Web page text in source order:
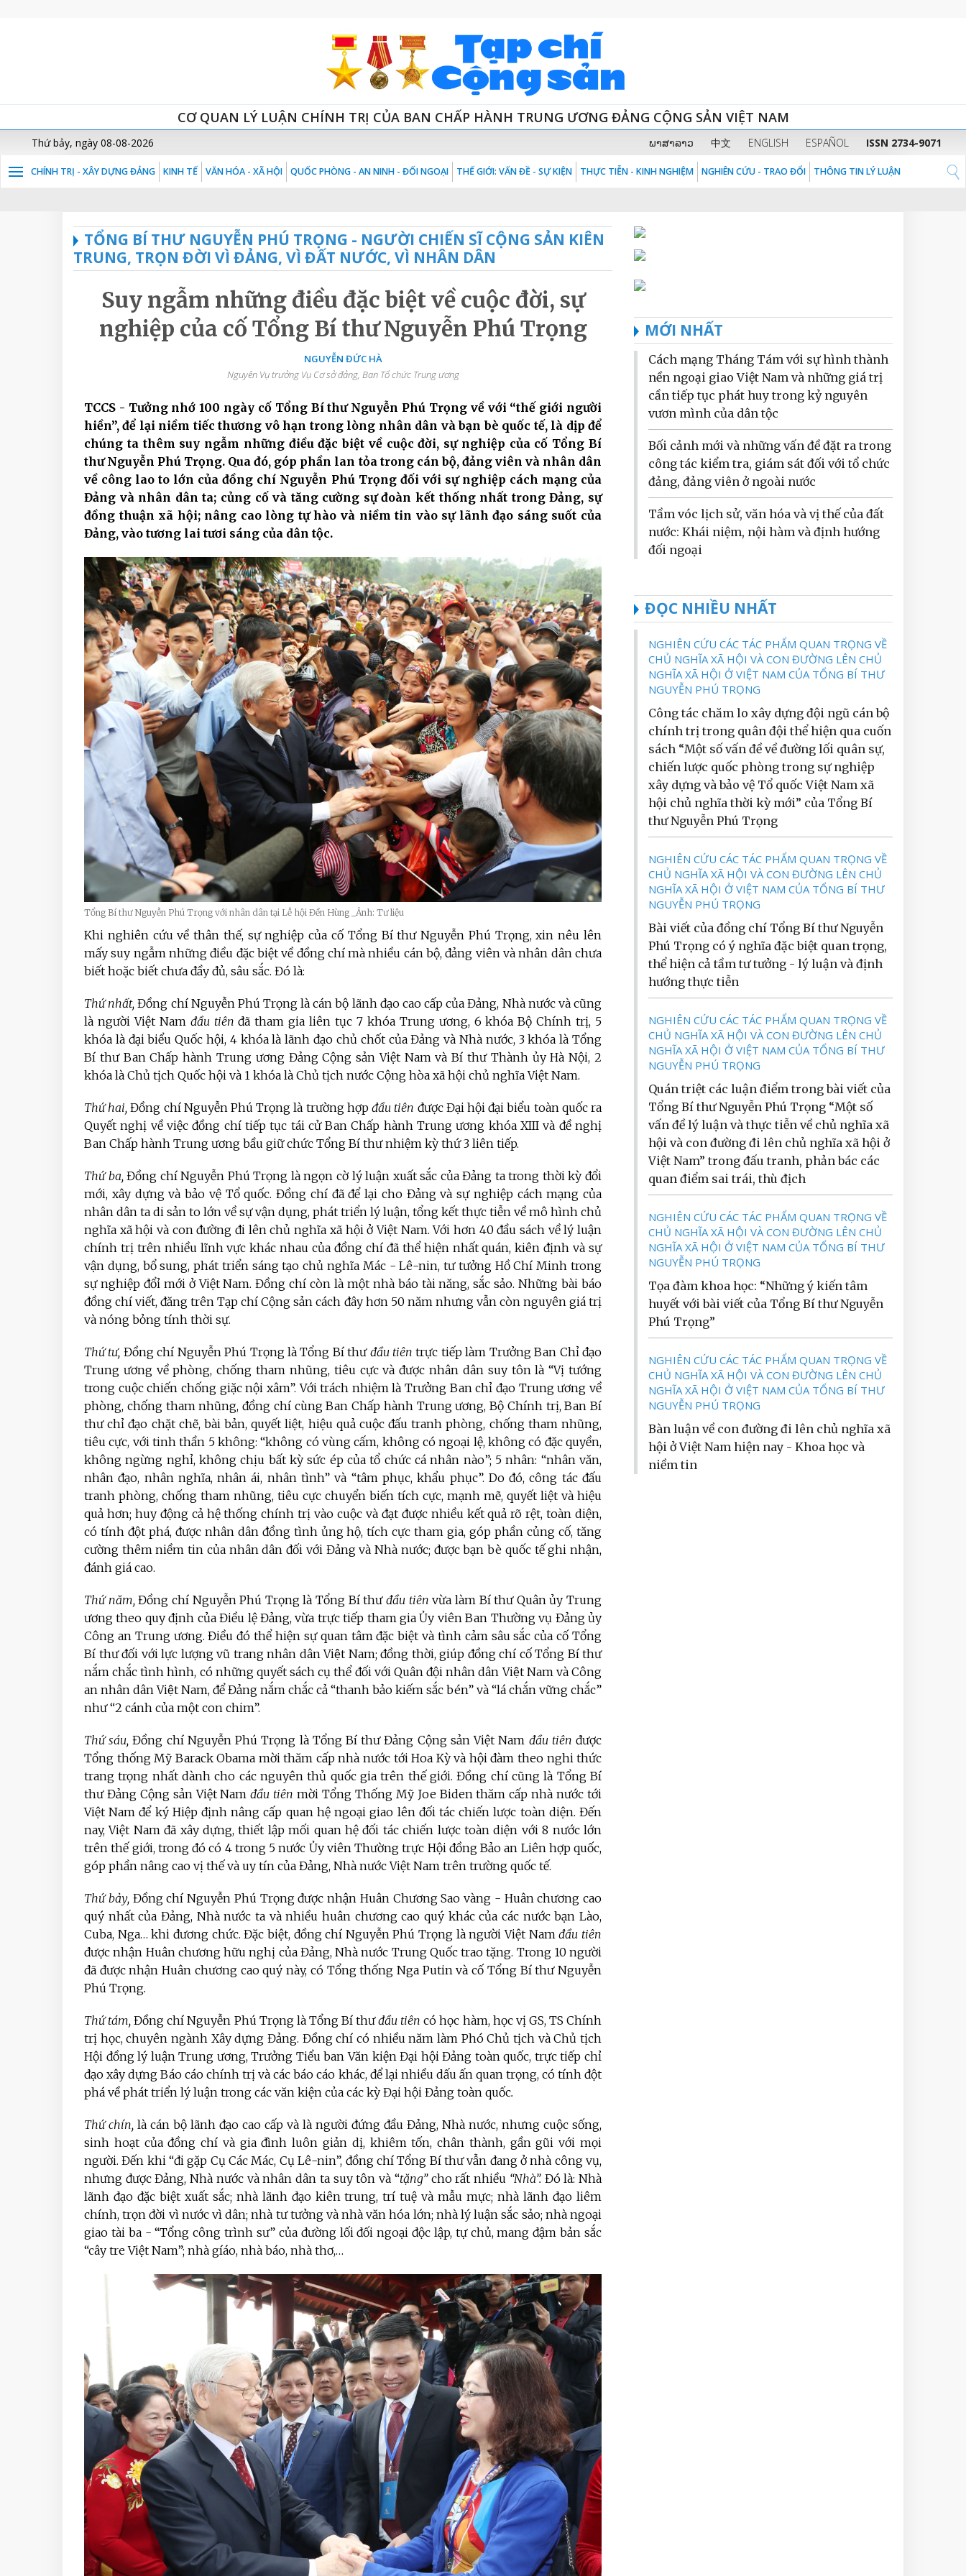
CƠ QUAN LÝ LUẬN CHÍNH TRỊ CỦA BAN CHẤP HÀNH TRUNG ƯƠNG ĐẢNG CỘNG SẢN VIỆT NAM
Thứ bảy, ngày 08-08-2026 ພາສາລາວ 中文 ENGLISH ESPAÑOL ISSN 2734-9071
CHÍNH TRỊ - XÂY DỰNG ĐẢNG KINH TẾ VĂN HÓA - XÃ HỘI QUỐC PHÒNG - AN NINH - ĐỐI NGOẠI THẾ GIỚI: VẤN ĐỀ - SỰ KIỆN THỰC TIỄN - KINH NGHIỆM NGHIÊN CỨU - TRAO ĐỔI THÔNG TIN LÝ LUẬN
TỔNG BÍ THƯ NGUYỄN PHÚ TRỌNG - NGƯỜI CHIẾN SĨ CỘNG SẢN KIÊN
TRUNG, TRỌN ĐỜI VÌ ĐẢNG, VÌ ĐẤT NƯỚC, VÌ NHÂN DÂN
Suy ngẫm những điều đặc biệt về cuộc đời, sự
nghiệp của cố Tổng Bí thư Nguyễn Phú Trọng
NGUYỄN ĐỨC HÀ
Nguyên Vụ trưởng Vụ Cơ sở đảng, Ban Tổ chức Trung ương
TCCS - Tưởng nhớ 100 ngày cố Tổng Bí thư Nguyễn Phú Trọng về với “thế giới người
hiền”, để lại niềm tiếc thương vô hạn trong lòng nhân dân và bạn bè quốc tế, là dịp để
chúng ta thêm suy ngẫm những điều đặc biệt về cuộc đời, sự nghiệp của cố Tổng Bí
thư Nguyễn Phú Trọng. Qua đó, góp phần lan tỏa trong cán bộ, đảng viên và nhân dân
về công lao to lớn của đồng chí Nguyễn Phú Trọng đối với sự nghiệp cách mạng của
Đảng và nhân dân ta; củng cố và tăng cường sự đoàn kết thống nhất trong Đảng, sự
đồng thuận xã hội; nâng cao lòng tự hào và niềm tin vào sự lãnh đạo sáng suốt của
Đảng, vào tương lai tươi sáng của dân tộc.
Tổng Bí thư Nguyễn Phú Trọng với nhân dân tại Lễ hội Đền Hùng _Ảnh: Tư liệu
Khi nghiên cứu về thân thế, sự nghiệp của cố Tổng Bí thư Nguyễn Phú Trọng, xin nêu lên
mấy suy ngẫm những điều đặc biệt về đồng chí mà nhiều cán bộ, đảng viên và nhân dân chưa
biết hoặc biết chưa đầy đủ, sâu sắc. Đó là:
Thứ nhất, Đồng chí Nguyễn Phú Trọng là cán bộ lãnh đạo cao cấp của Đảng, Nhà nước và cũng
là người Việt Nam đầu tiên đã tham gia liên tục 7 khóa Trung ương, 6 khóa Bộ Chính trị, 5
khóa là đại biểu Quốc hội, 4 khóa là lãnh đạo chủ chốt của Đảng và Nhà nước, 3 khóa là Tổng
Bí thư Ban Chấp hành Trung ương Đảng Cộng sản Việt Nam và Bí thư Thành ủy Hà Nội, 2
khóa là Chủ tịch Quốc hội và 1 khóa là Chủ tịch nước Cộng hòa xã hội chủ nghĩa Việt Nam.
Thứ hai, Đồng chí Nguyễn Phú Trọng là trường hợpđầu tiên được Đại hội đại biểu toàn quốc ra
Quyết nghị về việc đồng chí tiếp tục tái cử Ban Chấp hành Trung ương khóa XIII và đề nghị
Ban Chấp hành Trung ương bầu giữ chức Tổng Bí thư nhiệm kỳ thứ 3 liên tiếp.
Thứ ba, Đồng chí Nguyễn Phú Trọng là ngọn cờ lý luận xuất sắc của Đảng ta trong thời kỳ đổi
mới, xây dựng và bảo vệ Tổ quốc. Đồng chí đã để lại cho Đảng và sự nghiệp cách mạng của
nhân dân ta di sản to lớn về sự vận dụng, phát triển lý luận, tổng kết thực tiễn về mô hình chủ
nghĩa xã hội và con đường đi lên chủ nghĩa xã hội ở Việt Nam. Với hơn 40 đầu sách về lý luận
chính trị trên nhiều lĩnh vực khác nhau của đồng chí đã thể hiện nhất quán, kiên định và sự
vận dụng, bổ sung, phát triển sáng tạo chủ nghĩa Mác - Lê-nin, tư tưởng Hồ Chí Minh trong
sự nghiệp đổỉ mới ở Việt Nam. Đồng chí còn là một nhà báo tài năng, sắc sảo. Những bài báo
đồng chí viết, đăng trên Tạp chí Cộng sản cách đây hơn 50 năm nhưng vẫn còn nguyên giá trị
và nóng bỏng tính thời sự.
Thứ tư, Đồng chí Nguyễn Phú Trọng là Tổng Bí thư đầu tiên trực tiếp làm Trưởng Ban Chỉ đạo
Trung ương về phòng, chống tham nhũng, tiêu cực và được nhân dân suy tôn là “Vị tướng
trong cuộc chiến chống giặc nội xâm”. Với trách nhiệm là Trưởng Ban chỉ đạo Trung ương về
phòng, chống tham nhũng, đồng chí cùng Ban Chấp hành Trung ương, Bộ Chính trị, Ban Bí
thư chỉ đạo chặt chẽ, bài bản, quyết liệt, hiệu quả cuộc đấu tranh phòng, chống tham nhũng,
tiêu cực, với tinh thần 5 không: “không có vùng cấm, không có ngoại lệ, không có đặc quyền,
không ngừng nghỉ, không chịu bất kỳ sức ép của tổ chức cá nhân nào”; 5 nhân: “nhân văn,
nhân đạo, nhân nghĩa, nhân ái, nhân tình” và “tâm phục, khẩu phục”. Do đó, công tác đấu
tranh phòng, chống tham nhũng, tiêu cực chuyển biến tích cực, mạnh mẽ, quyết liệt và hiệu
quả hơn; huy động cả hệ thống chính trị vào cuộc và đạt được nhiều kết quả rõ rệt, toàn diện,
có tính đột phá, được nhân dân đồng tình ủng hộ, tích cực tham gia, góp phần củng cố, tăng
cường thêm niềm tin của nhân dân đối với Đảng và Nhà nước; được bạn bè quốc tế ghi nhận,
đánh giá cao.
Thứ năm, Đồng chí Nguyễn Phú Trọng là Tổng Bí thư đầu tiên vừa làm Bí thư Quân ủy Trung
ương theo quy định của Điều lệ Đảng, vừa trực tiếp tham gia Ủy viên Ban Thường vụ Đảng ủy
Công an Trung ương. Điều đó thể hiện sự quan tâm đặc biệt và tình cảm sâu sắc của cố Tổng
Bí thư đối với lực lượng vũ trang nhân dân Việt Nam; đồng thời, giúp đồng chí cố Tổng Bí thư
nắm chắc tình hình, có những quyết sách cụ thể đối với Quân đội nhân dân Việt Nam và Công
an nhân dân Việt Nam, để Đảng nắm chắc cả “thanh bảo kiếm sắc bén” và “lá chắn vững chắc”
như “2 cánh của một con chim”.
Thứ sáu, Đồng chí Nguyễn Phú Trọng là Tổng Bí thư Đảng Cộng sản Việt Nam đầu tiên được
Tổng thống Mỹ Barack Obama mời thăm cấp nhà nước tới Hoa Kỳvà hội đàm theo nghi thức
trang trọng nhất dành cho các nguyên thủ quốc gia trên thế giới. Đồng chí cũng là Tổng Bí
thư Đảng Cộng sản Việt Nam đầu tiên mời Tổng Thống Mỹ Joe Biden thăm cấp nhà nước tới
Việt Nam để ký Hiệp định nâng cấp quan hệ ngoại giao lên đối tác chiến lược toàn diện. Đến
nay, Việt Nam đã xây dựng, thiết lập mối quan hệ đối tác chiến lược toàn diện với 8 nước lớn
trên thế giới, trong đó có 4 trong 5 nước Ủy viên Thường trực Hội đồng Bảo an Liên hợp quốc,
góp phần nâng cao vị thế và uy tín của Đảng, Nhà nước Việt Nam trên trường quốc tế.
Thứ bảy, Đồng chí Nguyễn Phú Trọng được nhận Huân Chương Sao vàng - Huân chương cao
quý nhất của Đảng, Nhà nước ta và nhiều huân chương cao quý khác của các nước bạn Lào,
Cuba, Nga… khi đương chức. Đặc biệt, đồng chí Nguyễn Phú Trọng là người Việt Namđầu tiên
được nhận Huân chương hữu nghị của Đảng, Nhà nước Trung Quốc trao tặng. Trong 10 người
đã được nhận Huân chương cao quý này, có Tổng thống Nga Putin và cố Tổng Bí thư Nguyễn
Phú Trọng.
Thứ tám, Đồng chí Nguyễn Phú Trọng là Tổng Bí thưđầu tiên có học hàm, học vị GS, TS Chính
trị học, chuyên ngành Xây dựng Đảng. Đồng chí có nhiều năm làm Phó Chủ tịch và Chủ tịch
Hội đồng lý luận Trung ương, Trưởng Tiểu ban Văn kiện Đại hội Đảng toàn quốc, trực tiếp chỉ
đạo xây dựng Báo cáo chính trị và các báo cáo khác, để lại nhiều dấu ấn quan trọng, có tính đột
phá về phát triển lý luận trong các văn kiện của các kỳ Đại hội Đảng toàn quốc.
Thứ chín, là cán bộ lãnh đạo cao cấp và là người đứng đầu Đảng, Nhà nước, nhưng cuộc sống,
sinh hoạt của đồng chí và gia đình luôn giản dị, khiêm tốn, chân thành, gần gũi với mọi
người. Đến khi “đi gặp Cụ Các Mác, Cụ Lê-nin”, đồng chí Tổng Bí thư vẫn đang ở nhà công vụ,
nhưng được Đảng, Nhà nước và nhân dân ta suy tôn và “tặng” cho rất nhiều “Nhà”.Đó là: Nhà
lãnh đạo đặc biệt xuất sắc; nhà lãnh đạo kiên trung, trí tuệ và mẫu mực; nhà lãnh đạo liêm
chính, trọn đời vì nước vì dân; nhà tư tưởng và nhà văn hóa lớn; nhà lý luận sắc sảo; nhà ngoại
giao tài ba - “Tổng công trình sư” của đường lối đối ngoại độc lập, tự chủ, mang đậm bản sắc
“cây tre Việt Nam”; nhà gíáo, nhà báo, nhà thơ,…
MỚI NHẤT
Cách mạng Tháng Tám với sự hình thành
nền ngoại giao Việt Nam và những giá trị
cần tiếp tục phát huy trong kỷ nguyên
vươn mình của dân tộc
Bối cảnh mới và những vấn đề đặt ra trong
công tác kiểm tra, giám sát đối với tổ chức
đảng, đảng viên ở ngoài nước
Tầm vóc lịch sử, văn hóa và vị thế của đất
nước: Khái niệm, nội hàm và định hướng
đối ngoại
ĐỌC NHIỀU NHẤT
NGHIÊN CỨU CÁC TÁC PHẨM QUAN TRỌNG VỀ
CHỦ NGHĨA XÃ HỘI VÀ CON ĐƯỜNG LÊN CHỦ
NGHĨA XÃ HỘI Ở VIỆT NAM CỦA TỔNG BÍ THƯ
NGUYỄN PHÚ TRỌNG
Công tác chăm lo xây dựng đội ngũ cán bộ
chính trị trong quân đội thể hiện qua cuốn
sách “Một số vấn đề về đường lối quân sự,
chiến lược quốc phòng trong sự nghiệp
xây dựng và bảo vệ Tổ quốc Việt Nam xã
hội chủ nghĩa thời kỳ mới” của Tổng Bí
thư Nguyễn Phú Trọng
NGHIÊN CỨU CÁC TÁC PHẨM QUAN TRỌNG VỀ
CHỦ NGHĨA XÃ HỘI VÀ CON ĐƯỜNG LÊN CHỦ
NGHĨA XÃ HỘI Ở VIỆT NAM CỦA TỔNG BÍ THƯ
NGUYỄN PHÚ TRỌNG
Bài viết của đồng chí Tổng Bí thư Nguyễn
Phú Trọng có ý nghĩa đặc biệt quan trọng,
thể hiện cả tầm tư tưởng - lý luận và định
hướng thực tiễn
NGHIÊN CỨU CÁC TÁC PHẨM QUAN TRỌNG VỀ
CHỦ NGHĨA XÃ HỘI VÀ CON ĐƯỜNG LÊN CHỦ
NGHĨA XÃ HỘI Ở VIỆT NAM CỦA TỔNG BÍ THƯ
NGUYỄN PHÚ TRỌNG
Quán triệt các luận điểm trong bài viết của
Tổng Bí thư Nguyễn Phú Trọng “Một số
vấn đề lý luận và thực tiễn về chủ nghĩa xã
hội và con đường đi lên chủ nghĩa xã hội ở
Việt Nam” trong đấu tranh, phản bác các
quan điểm sai trái, thù địch
NGHIÊN CỨU CÁC TÁC PHẨM QUAN TRỌNG VỀ
CHỦ NGHĨA XÃ HỘI VÀ CON ĐƯỜNG LÊN CHỦ
NGHĨA XÃ HỘI Ở VIỆT NAM CỦA TỔNG BÍ THƯ
NGUYỄN PHÚ TRỌNG
Tọa đàm khoa học: “Những ý kiến tâm
huyết với bài viết của Tổng Bí thư Nguyễn
Phú Trọng”
NGHIÊN CỨU CÁC TÁC PHẨM QUAN TRỌNG VỀ
CHỦ NGHĨA XÃ HỘI VÀ CON ĐƯỜNG LÊN CHỦ
NGHĨA XÃ HỘI Ở VIỆT NAM CỦA TỔNG BÍ THƯ
NGUYỄN PHÚ TRỌNG
Bàn luận về con đường đi lên chủ nghĩa xã
hội ở Việt Nam hiện nay - Khoa học và
niềm tin